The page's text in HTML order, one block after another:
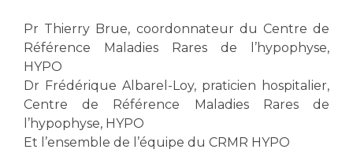
Sécurité
Les recherches en santé à l’AP-HM
Pr Thierry Brue, coordonnateur du Centre de
Référence Maladies Rares de l’hypophyse,
HYPO
Dr Frédérique Albarel-Loy, praticien hospitalier,
Centre de Référence Maladies Rares de
l’hypophyse, HYPO
Et l’ensemble de l’équipe du CRMR HYPO